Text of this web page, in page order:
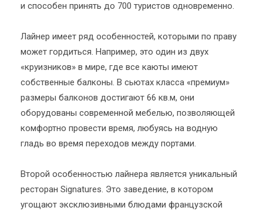
и способен принять до 700 туристов одновременно.
Лайнер имеет ряд особенностей, которыми по праву
может гордиться. Например, это один из двух
«круизников» в мире, где все каюты имеют
собственные балконы. В сьютах класса «премиум»
размеры балконов достигают 66 кв.м, они
оборудованы современной мебелью, позволяющей
комфортно провести время, любуясь на водную
гладь во время переходов между портами.
Второй особенностью лайнера является уникальный
ресторан Signatures. Это заведение, в котором
угощают эксклюзивными блюдами французской